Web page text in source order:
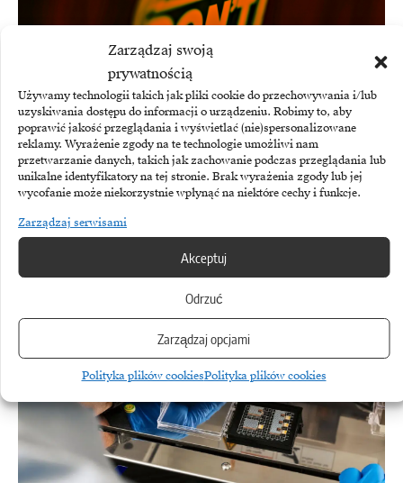
Zarządzaj swoją
prywatnością
Używamy technologii takich jak pliki cookie do przechowywania i/lub
uzyskiwania dostępu do informacji o urządzeniu. Robimy to, aby
poprawić jakość przeglądania i wyświetlać (nie)spersonalizowane
reklamy. Wyrażenie zgody na te technologie umożliwi nam
przetwarzanie danych, takich jak zachowanie podczas przeglądania lub
unikalne identyfikatory na tej stronie. Brak wyrażenia zgody lub jej
wycofanie może niekorzystnie wpłynąć na niektóre cechy i funkcje.
Zarządzaj serwisami
Akceptuj
Odrzuć
Zarządzaj opcjami
Polityka plików cookiesPolityka plików cookies
Polska w czołówce cyberataków. Nowe dane ESET
Polska znalazła się wśród najczęściej atakowanych państw w
danych telemetrycznych ESET za okres…